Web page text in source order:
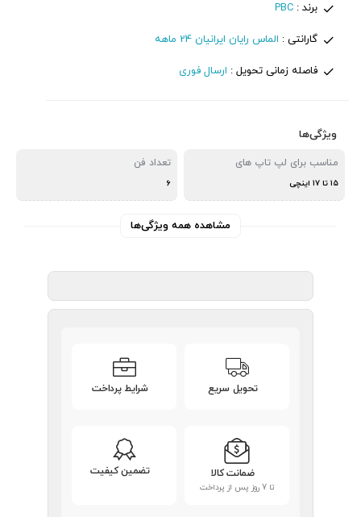
برند :PBC
گارانتی : الماس رایان ایرانیان 24 ماهه
فاصله زمانی تحویل : ارسال فوری
ویژگی‌ها
مناسب برای لپ تاپ های
۱۵ تا ۱۷ اینچی
تعداد فن
۶
مشاهده همه ویژگی‌ها
تحویل سریع شرایط پرداخت
ضمانت کالا
تا 7 روز پس از پرداخت
تضمین کیفیت